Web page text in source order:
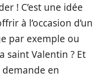
! C’est une idée
à l’occasion d’un
par exemple ou
saint Valentin ? Et
en